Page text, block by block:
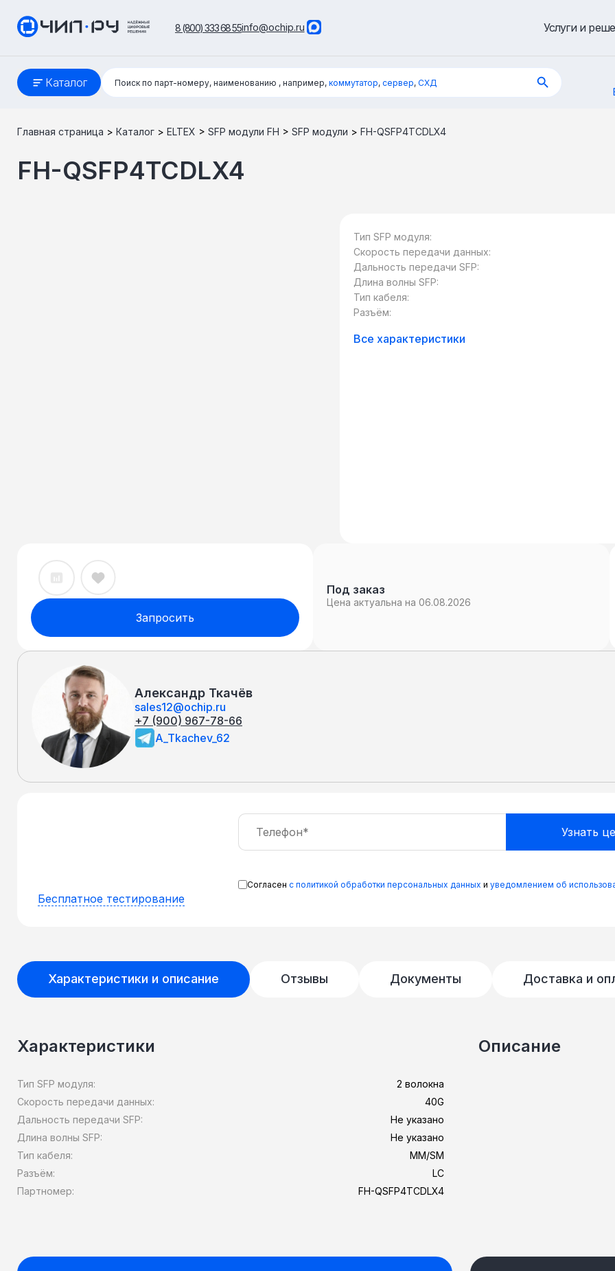
Услуги и
8 (800) 333 68 55info@ochip.ru
Каталог
Поиск:
Поиск по парт-номеру, наименованию , например, коммутатор, сервер, СХД
Главная страница > Каталог > ELTEX > SFP модули FH > SFP модули > FH-QSFP4TCDLX4
FH-QSFP4TCDLX4
Тип SFP модуля:
Скорость передачи данных:
Дальность передачи SFP:
Длина волны SFP:
Тип кабеля:
Разъём:
Все характеристики
Запросить
Под заказ
Цена актуальна на 06.08.2026
Александр Ткачёв
sales12@ochip.ru
+7 (900) 967-78-66
A_Tkachev_62
Согласен с политикой обработки персональных данных и уведомлением об
Бесплатное тестирование
Характеристики и описание Отзывы Документы Доставка и
Характеристики
Тип SFP модуля:
2 волокна
Скорость передачи данных:
40G
Дальность передачи SFP:
Не указано
Длина волны SFP:
Не указано
Тип кабеля:
MM/SM
Разъём:
LC
Партномер:
FH-QSFP4TCDLX4
Описание